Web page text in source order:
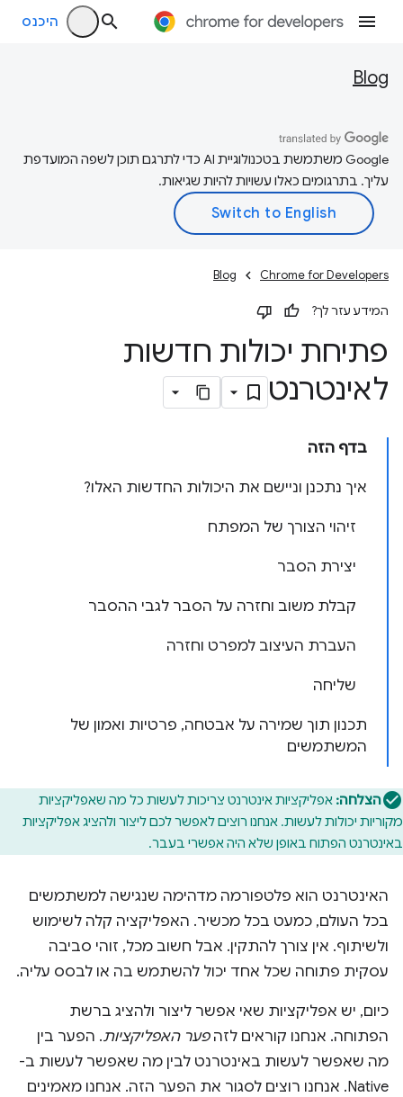
היכנס
Blog
‫Google משתמשת בטכנולוגיית AI כדי לתרגם תוכן לשפה המועדפת
עליך. בתרגומים כאלו עשויות להיות שגיאות.
Chrome for Developers
Blog
המידע עזר לך?
פתיחת יכולות חדשות
לאינטרנט
בדף הזה
איך נתכנן וניישם את היכולות החדשות האלו?
זיהוי הצורך של המפתח
יצירת הסבר
קבלת משוב וחזרה על הסבר לגבי ההסבר
העברת העיצוב למפרט וחזרה
שליחה
תכנון תוך שמירה על אבטחה, פרטיות ואמון של
המשתמשים
הצלחה: אפליקציות אינטרנט צריכות לעשות כל מה שאפליקציות
מקוריות יכולות לעשות. אנחנו רוצים לאפשר לכם ליצור ולהציג אפליקציות
באינטרנט הפתוח באופן שלא היה אפשרי בעבר.
האינטרנט הוא פלטפורמה מדהימה שנגישה למשתמשים
בכל העולם, כמעט בכל מכשיר. האפליקציה קלה לשימוש
ולשיתוף. אין צורך להתקין. אבל חשוב מכל, זוהי סביבה
עסקית פתוחה שכל אחד יכול להשתמש בה או לבסס עליה.
כיום, יש אפליקציות שאי אפשר ליצור ולהציג ברשת
הפתוחה. אנחנו קוראים לזהפער האפליקציות. הפער בין
מה שאפשר לעשות באינטרנט לבין מה שאפשר לעשות ב-
Native. אנחנו רוצים לסגור את הפער הזה. אנחנו מאמינים